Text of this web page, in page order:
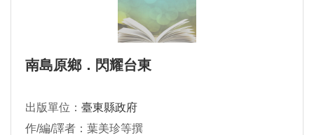
南島原鄉．閃耀台東
出版單位： 臺東縣政府
作/編/譯者：葉美珍等撰